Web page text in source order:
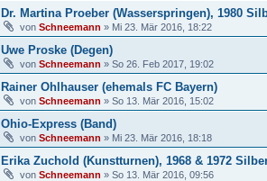
Dr. Martina Proeber (Wasserspringen), 1980
von Schneemann » Mi 23. Mär 2016, 18:22
Uwe Proske (Degen)
von Schneemann » So 26. Feb 2017, 19:02
Rainer Ohlhauser (ehemals FC Bayern)
von Schneemann » So 13. Mär 2016, 15:02
Ohio-Express (Band)
von Schneemann » Mi 23. Mär 2016, 18:18
Erika Zuchold (Kunstturnen), 1968 & 1972
von Schneemann » So 13. Mär 2016, 09:56